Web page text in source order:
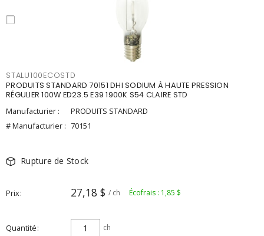
STALU100ECOSTD
PRODUITS STANDARD 70151 DHI SODIUM À HAUTE PRESSION
RÉGULIER 100W ED23.5 E39 1900K S54 CLAIRE STD
Manufacturier :
PRODUITS STANDARD
# Manufacturier : 70151
Rupture de Stock
Prix 27,18 $ / ch Écofrais : 1,85 $
Quantité ch